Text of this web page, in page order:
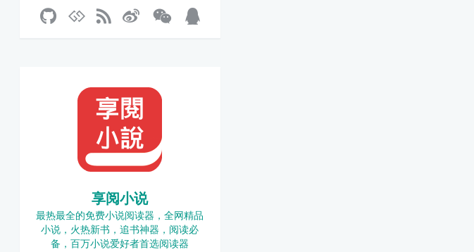
享阅小说
最热最全的免费小说阅读器，全网精品
小说，火热新书，追书神器，阅读必
备，百万小说爱好者首选阅读器